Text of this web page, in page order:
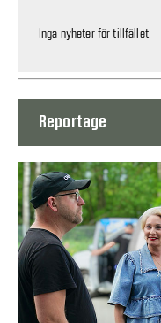
Inga nyheter för tillfället.
Reportage